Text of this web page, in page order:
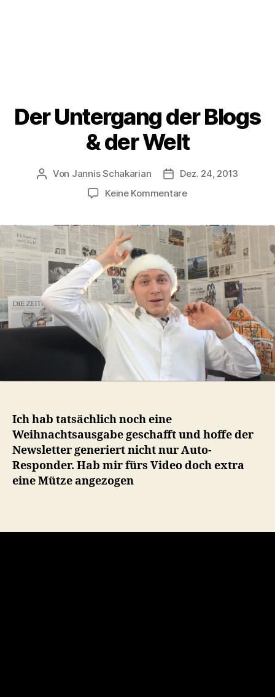
Der Untergang der Blogs
& der Welt
Beitragsautor
Von Jannis Schakarian Veröffentlichungsdatum
Dez. 24, 2013
Keine Kommentarezu
Blogs
&
der
Welt
Ich hab tatsächlich noch eine
Weihnachtsausgabe geschafft und hoffe der
Newsletter generiert nicht nur Auto-
Responder. Hab mir fürs Video doch extra
eine Mütze angezogen